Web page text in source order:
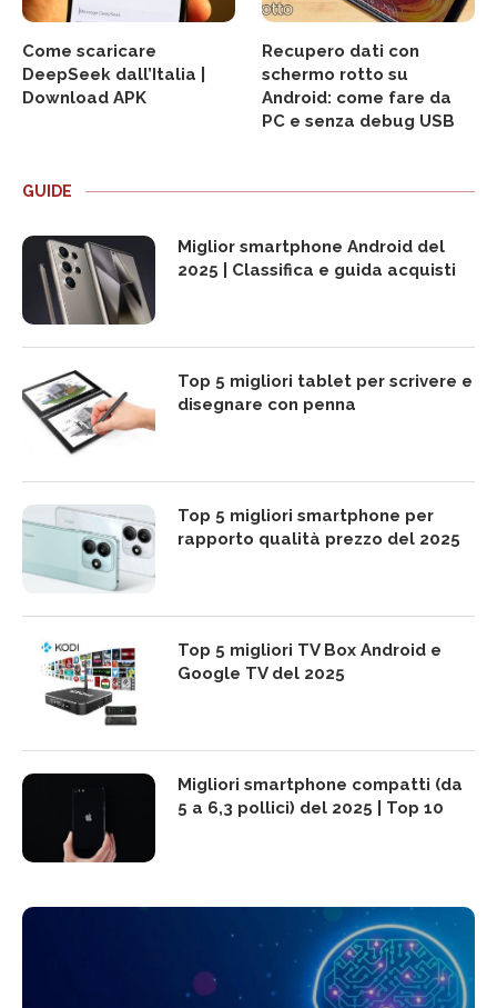
Come scaricare
DeepSeek dall’Italia |
Download APK
Recupero dati con
schermo rotto su
Android: come fare da
PC e senza debug USB
GUIDE
Miglior smartphone Android del
2025 | Classifica e guida acquisti
Top 5 migliori tablet per scrivere e
disegnare con penna
Top 5 migliori smartphone per
rapporto qualità prezzo del 2025
Top 5 migliori TV Box Android e
Google TV del 2025
Migliori smartphone compatti (da
5 a 6,3 pollici) del 2025 | Top 10